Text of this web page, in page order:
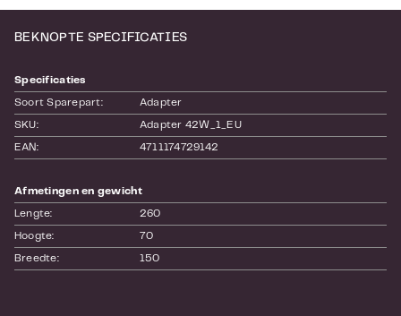
BEKNOPTE SPECIFICATIES
Specificaties
Soort Sparepart: Adapter
SKU: Adapter 42W_1_EU
EAN: 4711174729142
Afmetingen en gewicht
Lengte: 260
Hoogte: 70
Breedte: 150